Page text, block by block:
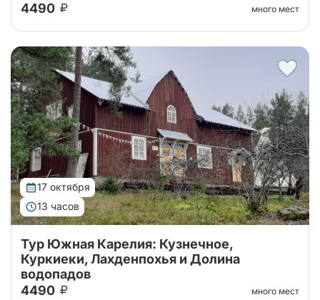
посещением Долины Водопадов, усадьбы Ларса
Сонка, хутора-музея "Milka" и дегустацией
карельских настоек
4490
много мест
17 октября
13 часов
Тур Южная Карелия: Кузнечное,
Куркиеки, Лахденпохья и Долина
водопадов
4490
много мест